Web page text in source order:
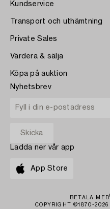
Kundservice
Transport och uthämtning
Private Sales
Värdera & sälja
Köpa på auktion
Nyhetsbrev
Ladda ner vår app
App Store
BETALA MED
COPYRIGHT ©1870-